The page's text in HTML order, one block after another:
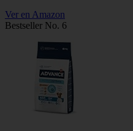
Ver en Amazon
Bestseller No. 6